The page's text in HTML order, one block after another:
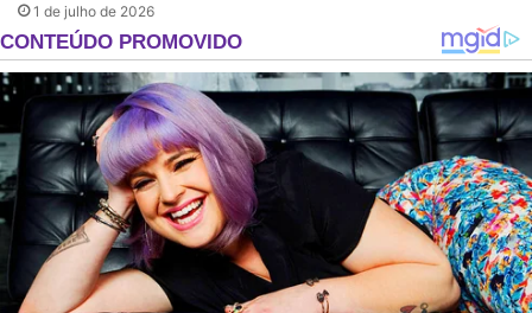
1 de julho de 2026